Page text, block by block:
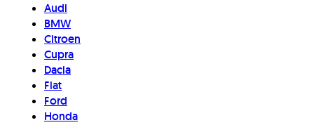
Audi
BMW
Citroen
Cupra
Dacia
Fiat
Ford
Honda